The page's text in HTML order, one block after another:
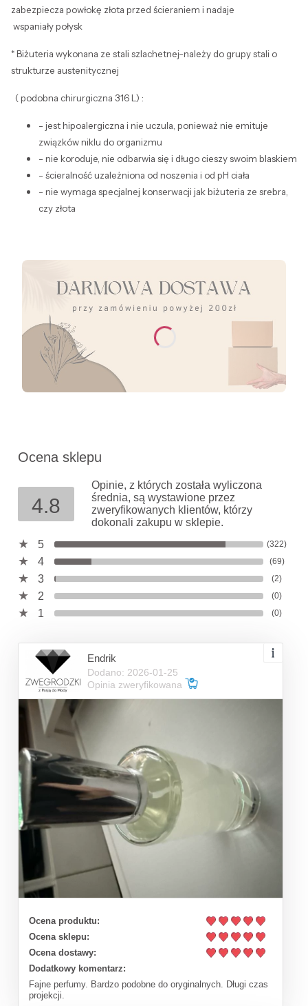
zabezpiecza powłokę złota przed ścieraniem i nadaje
wspaniały połysk
* Biżuteria wykonana ze stali szlachetnej-należy do grupy stali o
strukturze austenitycznej
( podobna chirurgiczna 316 L) :
- jest hipoalergiczna i nie uczula, ponieważ nie emituje
związków niklu do organizmu
- nie koroduje, nie odbarwia się i długo cieszy swoim blaskiem
- ścieralność uzależniona od noszenia i od pH ciała
- nie wymaga specjalnej konserwacji jak biżuteria ze srebra,
czy złota
Ocena sklepu
4.8
Opinie, z których została wyliczona
średnia, są wystawione przez
zweryfikowanych klientów, którzy
dokonali zakupu w sklepie.
5
(322)
4 (69)
3 (2)
2 (0)
1 (0)
Endrik
Dodano: 2026-01-25
Opinia zweryfikowana
Ocena produktu:
Ocena sklepu:
Ocena dostawy:
Dodatkowy komentarz:
Fajne perfumy. Bardzo podobne do oryginalnych. Długi czas
projekcji.